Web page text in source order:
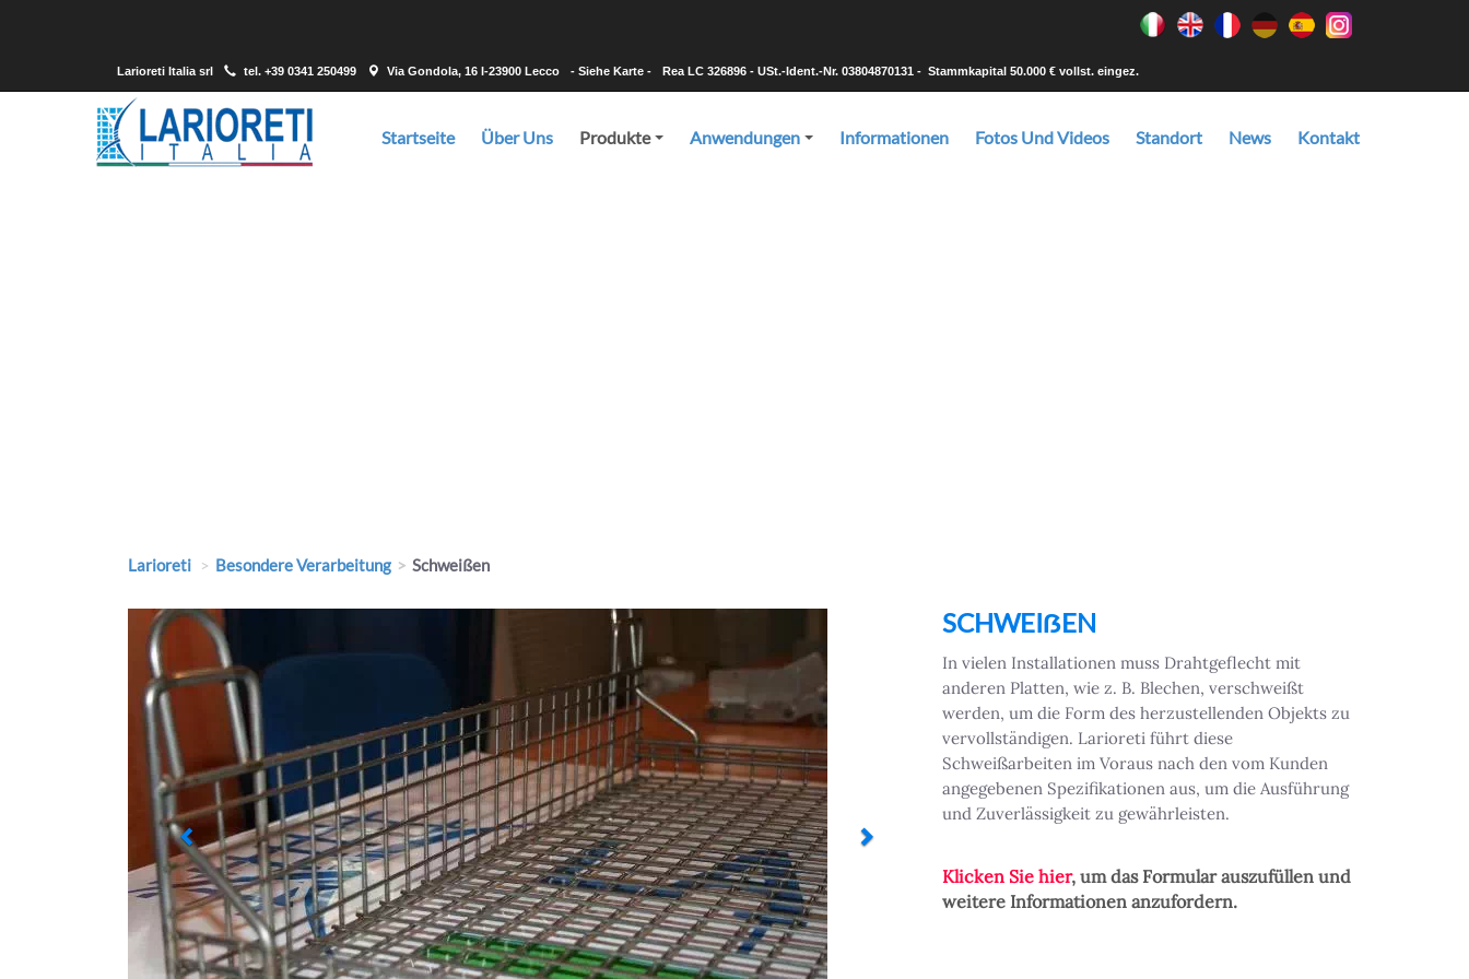
Larioreti Italia srl tel. +39 0341 250499 Via Gondola, 16 I-23900 Lecco - Siehe Karte - Rea LC 326896 - USt.-Ident.-Nr. 03804870131 - Stammkapital 50.000 € vollst. eingez.
Startseite
Über Uns
Produkte
Anwendungen Informationen Fotos Und Videos Standort News Kontakt
Larioreti Besondere Verarbeitung Schweißen
Previous SCHWEIẞEN
In vielen Installationen muss Drahtgeflecht mit
anderen Platten, wie z. B. Blechen, verschweißt
werden, um die Form des herzustellenden Objekts zu
vervollständigen. Larioreti führt diese
Schweißarbeiten im Voraus nach den vom Kunden
angegebenen Spezifikationen aus, um die Ausführung
und Zuverlässigkeit zu gewährleisten.
Klicken Sie hier, um das Formular auszufüllen und
weitere Informationen anzufordern.